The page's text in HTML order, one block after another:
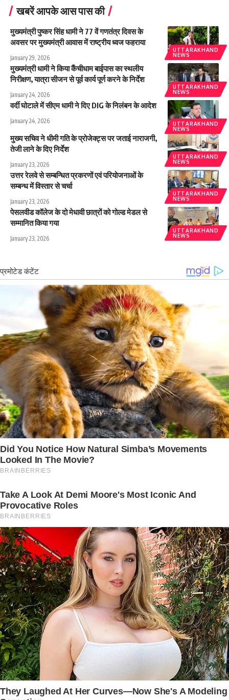
खबरें आपके आस पास की
UTTARAKHAND
NEWS
मुख्यमंत्री पुष्कर सिंह धामी ने 77 वें गणतंत्र दिवस के
अवसर पर मुख्यमंत्री आवास में राष्ट्रीय ध्वज फहराया
January 29, 2026
UTTARAKHAND
NEWS
मुख्यमंत्री धामी ने किया कैंचीधाम बाईपास का स्थलीय
निरीक्षण, यात्रा सीजन से पूर्व कार्य पूर्ण करने के निर्देश
January 24, 2026
UTTARAKHAND
NEWS
वर्दी घोटाले में सीएम धामी ने दिए DIG के निलंबन के आदेश
January 24, 2026
UTTARAKHAND
NEWS
मुख्य सचिव ने धीमी गति के प्रोजेक्ट्स पर जताई नाराजगी,
तेजी लाने के दिए निर्देश
January 23, 2026
UTTARAKHAND
NEWS
उत्तर रेलवे से सम्बन्धित प्रकरणों एवं परियोजनाओं के
सम्बन्ध में विस्तार से चर्चा
January 23, 2026
UTTARAKHAND
NEWS
पेसलवीड कॉलेज के दो मेधावी छात्रों को गोल्ड मेडल से
सम्मानित किया गया
January 23, 2026